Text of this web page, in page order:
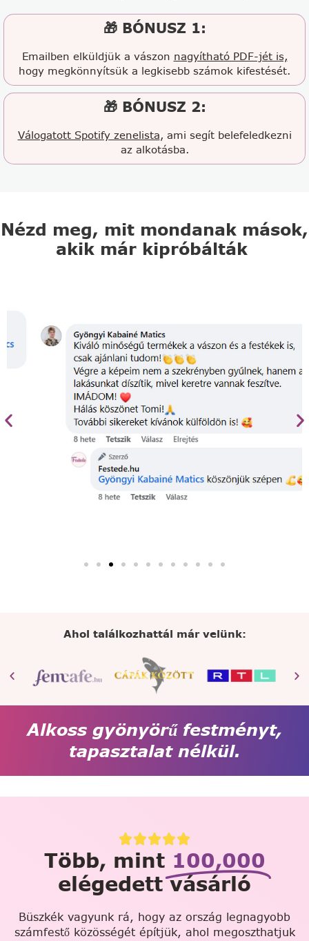
🎁 BÓNUSZ 1:
Emailben elküldjük a vászon nagyítható PDF-jét is,
hogy megkönnyítsük a legkisebb számok kifestését.
🎁 BÓNUSZ 2:
Válogatott Spotify zenelista, ami segít belefeledkezni
az alkotásba.
Nézd meg, mit mondanak mások,
akik már kipróbálták
Ahol találkozhattál már velünk:
Alkoss gyönyörű festményt,
tapasztalat nélkül.
Több, mint 100,000
elégedett vásárló
Büszkék vagyunk rá, hogy az ország legnagyobb
számfestő közösségét építjük, ahol megoszthatjuk